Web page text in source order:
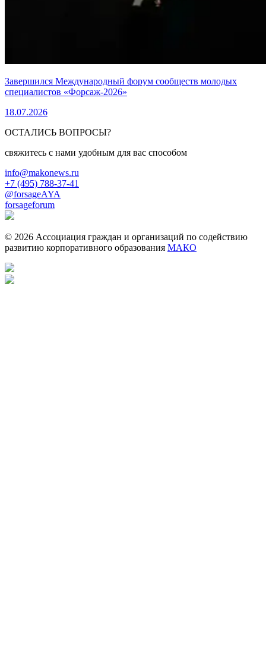
Завершился Международный форум сообществ молодых
специалистов «Форсаж-2026»
18.07.2026
ОСТАЛИСЬ ВОПРОСЫ?
свяжитесь с нами удобным для вас способом
info@makonews.ru
+7 (495) 788-37-41
@forsageAYA
forsageforum
© 2026 Ассоциация граждан и организаций по содействию
развитию корпоративного образования МАКО